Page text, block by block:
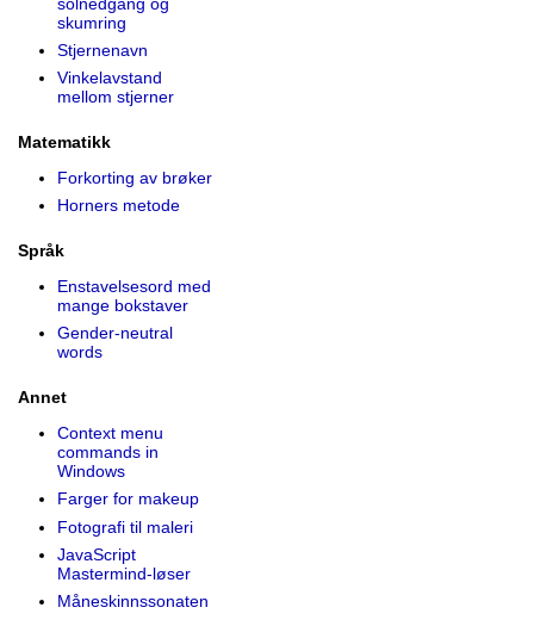
skumring
Stjernenavn
Vinkelavstand
mellom stjerner
Matematikk
Forkorting av brøker
Horners metode
Språk
Enstavelsesord med
mange bokstaver
Gender-neutral
words
Annet
Context menu
commands in
Windows
Farger for makeup
Fotografi til maleri
JavaScript
Mastermind-løser
Måneskinns­sonaten